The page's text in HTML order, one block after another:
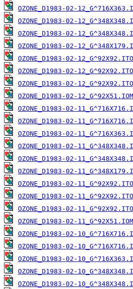
OZONE_D1983-02-
OZONE_D1983-02-
OZONE_D1983-02-
OZONE_D1983-02-
OZONE_D1983-02-
OZONE_D1983-02-
OZONE_D1983-02-
OZONE_D1983-02-
OZONE_D1983-02-
OZONE_D1983-02-
OZONE_D1983-02-
OZONE_D1983-02-
OZONE_D1983-02-
OZONE_D1983-02-
OZONE_D1983-02-
OZONE_D1983-02-
OZONE_D1983-02-
OZONE_D1983-02-
OZONE_D1983-02-
OZONE_D1983-02-
OZONE_D1983-02-
OZONE_D1983-02-
OZONE_D1983-02-